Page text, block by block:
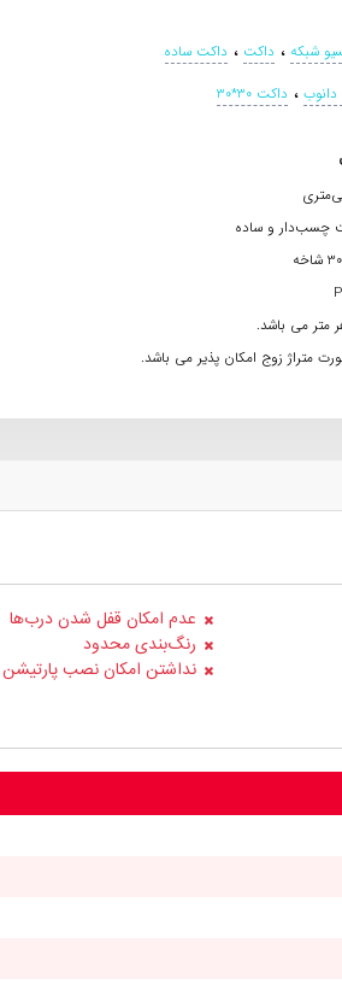
شبکه ، داکت ، داکت ساده
، داکت 30*30
چسب‌دار و ساده
متر می باشد.
متراژ زوج امکان پذیر می باشد.
عدم امکان قفل شدن درب‌ها
رنگ‌بندی محدود
نداشتن امکان نصب پارتیشن